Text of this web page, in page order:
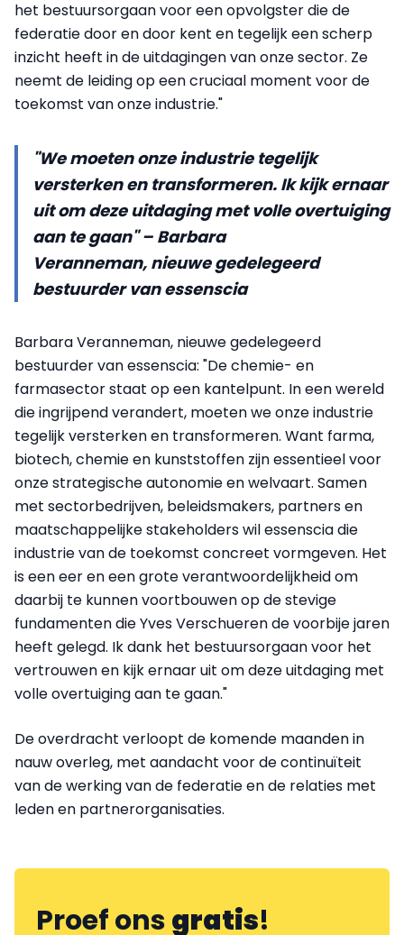
het bestuursorgaan voor een opvolgster die de
federatie door en door kent en tegelijk een scherp
inzicht heeft in de uitdagingen van onze sector. Ze
neemt de leiding op een cruciaal moment voor de
toekomst van onze industrie."
"We moeten onze industrie tegelijk
versterken en transformeren. Ik kijk ernaar
uit om deze uitdaging met volle overtuiging
aan te gaan" – Barbara
Veranneman, nieuwe gedelegeerd
bestuurder van essenscia
Barbara Veranneman, nieuwe gedelegeerd
bestuurder van essenscia: "De chemie- en
farmasector staat op een kantelpunt. In een wereld
die ingrijpend verandert, moeten we onze industrie
tegelijk versterken en transformeren. Want farma,
biotech, chemie en kunststoffen zijn essentieel voor
onze strategische autonomie en welvaart. Samen
met sectorbedrijven, beleidsmakers, partners en
maatschappelijke stakeholders wil essenscia die
industrie van de toekomst concreet vormgeven. Het
is een eer en een grote verantwoordelijkheid om
daarbij te kunnen voortbouwen op de stevige
fundamenten die Yves Verschueren de voorbije jaren
heeft gelegd. Ik dank het bestuursorgaan voor het
vertrouwen en kijk ernaar uit om deze uitdaging met
volle overtuiging aan te gaan."
De overdracht verloopt de komende maanden in
nauw overleg, met aandacht voor de continuïteit
van de werking van de federatie en de relaties met
leden en partnerorganisaties.
Proef onsgratis!